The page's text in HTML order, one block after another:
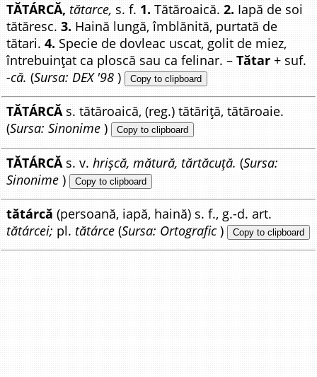
TĂTÁRCĂ, tătarce, s. f. 1. Tătăroaică.2. Iapă de soi
tătăresc.3. Haină lungă, îmblănită, purtată de
tătari.4. Specie de dovleac uscat, golit de miez,
întrebuințat ca ploscă sau ca felinar. –Tătar + suf.
-că. (Sursa: DEX '98 ) Copy to clipboard
TĂTÁRCĂs. tătăroaică, (reg.) tătăriță, tătăroaie.
(Sursa: Sinonime ) Copy to clipboard
TĂTÁRCĂ s. v.hrișcă, mătură, tărtăcuță. (Sursa:
Sinonime ) Copy to clipboard
tătárcă (persoană, iapă, haină) s. f., g.-d. art.
tătárcei; pl. tătárce (Sursa: Ortografic ) Copy to clipboard